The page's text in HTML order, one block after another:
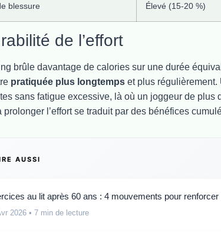
blessure Élevé (15-20 %)
de l’effort
brûle davantage de calories sur une durée
pratiquée plus longtemps et plus régulièrement.
sans fatigue excessive, là où un joggeur de
prolonger l’effort se traduit par des bénéfices
AUSSI
au lit après 60 ans : 4 mouvements pour
2026 • 7 min de lecture